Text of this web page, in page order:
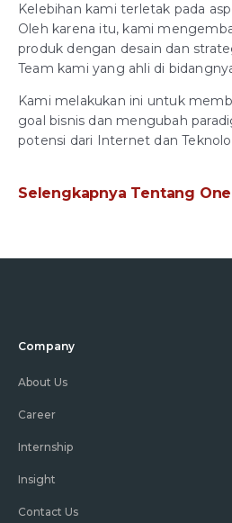
Kelebihan kami terletak pada
Oleh karena itu, kami
produk dengan desain dan
Team kami yang ahli di
Kami melakukan ini untuk
goal bisnis dan mengubah
potensi dari Internet dan
Selengkapnya Tentang
Company
About Us
Career
Internship
Insight
Contact Us